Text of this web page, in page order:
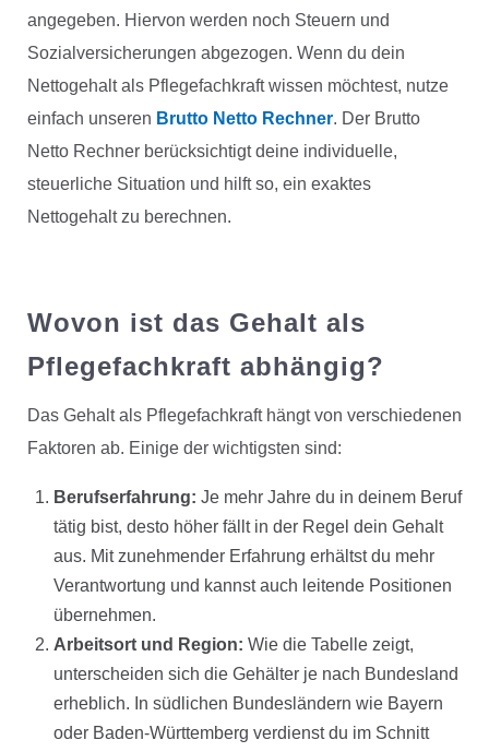
angegeben. Hiervon werden noch Steuern und
Sozialversicherungen abgezogen. Wenn du dein
Nettogehalt als Pflegefachkraft wissen möchtest, nutze
einfach unseren Brutto Netto Rechner. Der Brutto
Netto Rechner berücksichtigt deine individuelle,
steuerliche Situation und hilft so, ein exaktes
Nettogehalt zu berechnen.
Wovon ist das Gehalt als
Pflegefachkraft abhängig?
Das Gehalt als Pflegefachkraft hängt von verschiedenen
Faktoren ab. Einige der wichtigsten sind:
Berufserfahrung: Je mehr Jahre du in deinem Beruf
tätig bist, desto höher fällt in der Regel dein Gehalt
aus. Mit zunehmender Erfahrung erhältst du mehr
Verantwortung und kannst auch leitende Positionen
übernehmen.
Arbeitsort und Region: Wie die Tabelle zeigt,
unterscheiden sich die Gehälter je nach Bundesland
erheblich. In südlichen Bundesländern wie Bayern
oder Baden-Württemberg verdienst du im Schnitt